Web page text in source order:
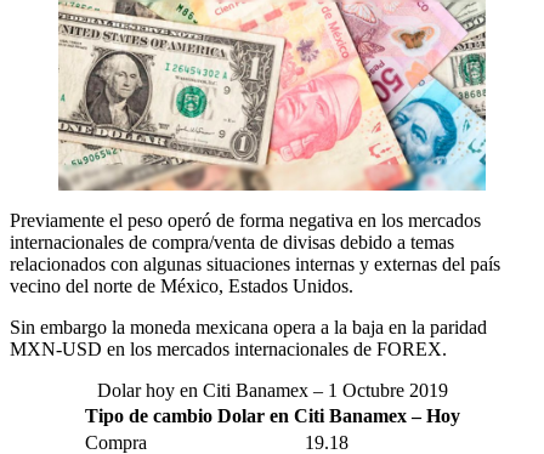
Previamente el peso operó de forma negativa en los mercados
internacionales de compra/venta de divisas debido a temas
relacionados con algunas situaciones internas y externas del país
vecino del norte de México, Estados Unidos.
Sin embargo la moneda mexicana opera a la baja en la paridad
MXN-USD en los mercados internacionales de FOREX.
Dolar hoy en Citi Banamex – 1 Octubre 2019
Tipo de cambio Dolar en Citi Banamex – Hoy
Compra
19.18